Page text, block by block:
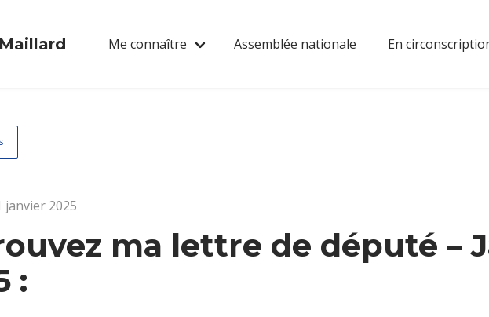
Me connaître Assemblée nationale En
janvier 2025
ma lettre de député –
: